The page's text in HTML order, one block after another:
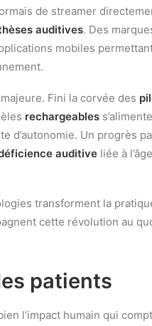
de streamer
auditives. Des
mobiles
Fini la corvée des
rechargeables
d’autonomie. Un progrès
auditive liée à
transforment la
cette révolution au
patients
l’impact humain qui